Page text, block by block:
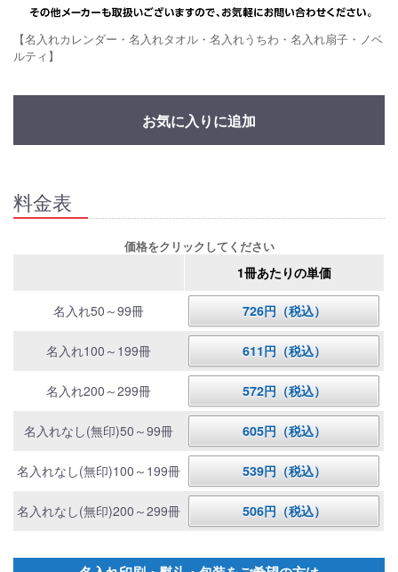
【名入れカレンダー・名入れタオル・名入れうちわ・名入れ扇子・ノベ
ルティ】
お気に入りに追加
料金表
価格をクリックしてください
1冊あたりの単価
名入れ50～99冊 726円（税込）
名入れ100～199冊 611円（税込）
名入れ200～299冊 572円（税込）
名入れなし(無印)50～99冊 605円（税込）
名入れなし(無印)100～199冊 539円（税込）
名入れなし(無印)200～299冊 506円（税込）